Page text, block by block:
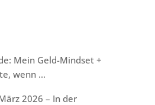
Mein Geld-Mindset +
wenn …
2026 – In der